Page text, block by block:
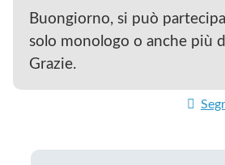
Buongiorno, si può
solo monologo o anche più
Grazie.